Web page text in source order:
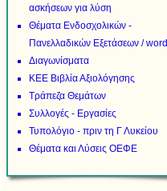
ασκήσεων για λύση
Θέματα Ενδοσχολικών -
Πανελλαδικών Εξετάσεων / word
Διαγωνίσματα
ΚΕΕ Βιβλία Αξιολόγησης
Τράπεζα Θεμάτων
Συλλογές - Εργασίες
Τυπολόγιο - πριν τη Γ Λυκείου
Θέματα και Λύσεις ΟΕΦΕ